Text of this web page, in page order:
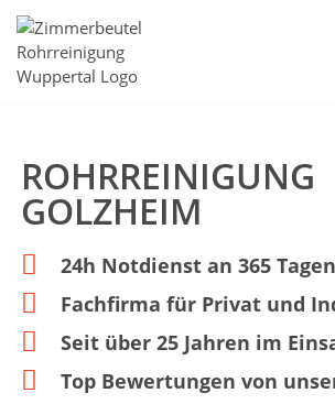
Zum
Inhalt
ROHR­REINIGUNG
GOLZHEIM
24h Notdienst an 365
Fachfirma für Privat und
Seit über 25 Jahren im
Top Bewertungen von